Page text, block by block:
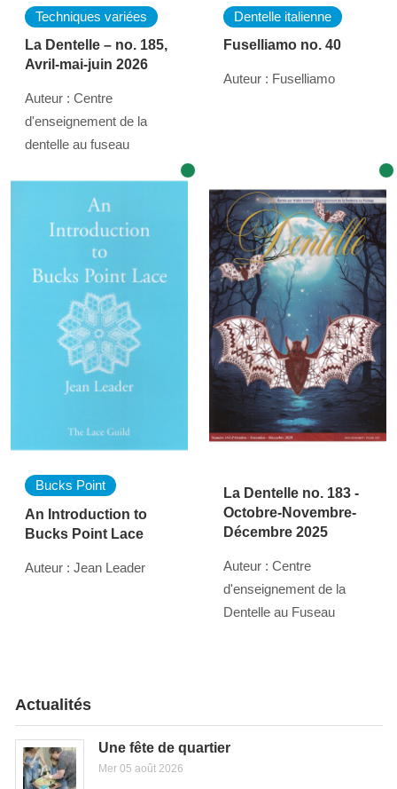
Techniques variées
La Dentelle – no. 185,
Avril-mai-juin 2026
Auteur : Centre
d'enseignement de la
dentelle au fuseau
Dentelle italienne
Fuselliamo no. 40
Auteur : Fuselliamo
Bucks Point
An Introduction to
Bucks Point Lace
Auteur : Jean Leader
La Dentelle no. 183 -
Octobre-Novembre-
Décembre 2025
Auteur : Centre
d'enseignement de la
Dentelle au Fuseau
Actualités
Une fête de quartier
Mer 05 août 2026